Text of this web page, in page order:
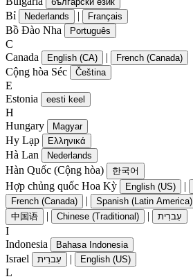
Bỉ Nederlands | Français
Bồ Đào Nha Português
C
Canada
English (CA) | French (Canada)
Cộng hòa Séc Čeština
E
Estonia
eesti keel
H
Hungary
Magyar
Hy Lạp Ελληνικά
Hà Lan Nederlands
Hàn Quốc (Cộng hòa) 한국어
Hợp chủng quốc Hoa Kỳ English (US) |
French (Canada) | Spanish (Latin America)
中国语 | Chinese (Traditional) | עִברִית
I
Indonesia
Bahasa Indonesia
Israel עִברִית | English (US)
L